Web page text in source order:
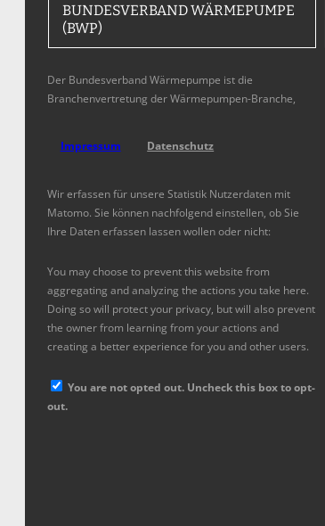
BUNDESVERBAND WÄRMEPUMPE
(BWP)
Der Bundesverband Wärmepumpe ist die
Branchenvertretung der Wärmepumpen-Branche,
Impressum Datenschutz
Wir erfassen für unsere Statistik Nutzerdaten mit
Matomo. Sie können nachfolgend einstellen, ob Sie
Ihre Daten erfassen lassen wollen oder nicht:
You may choose to prevent this website from
aggregating and analyzing the actions you take here.
Doing so will protect your privacy, but will also prevent
the owner from learning from your actions and
creating a better experience for you and other users.
You are not opted out. Uncheck this box to opt-
out.